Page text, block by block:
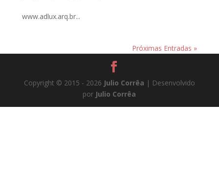
www.adlux.arq.br...
Próximas Entradas »
Copyright © 2015 - 2026 Julio Corrêa | Desenvolvido
por Julio Corrêa